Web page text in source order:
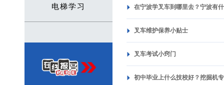
电梯学习 在宁波学叉车到哪里去？宁波有
叉车维护保养小贴士
叉车考试小窍门
初中毕业上什么技校好？挖掘机